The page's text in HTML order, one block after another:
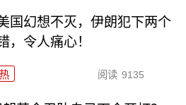
国幻想不灭，伊朗犯下两个
，令人痛心！
阅读 9135